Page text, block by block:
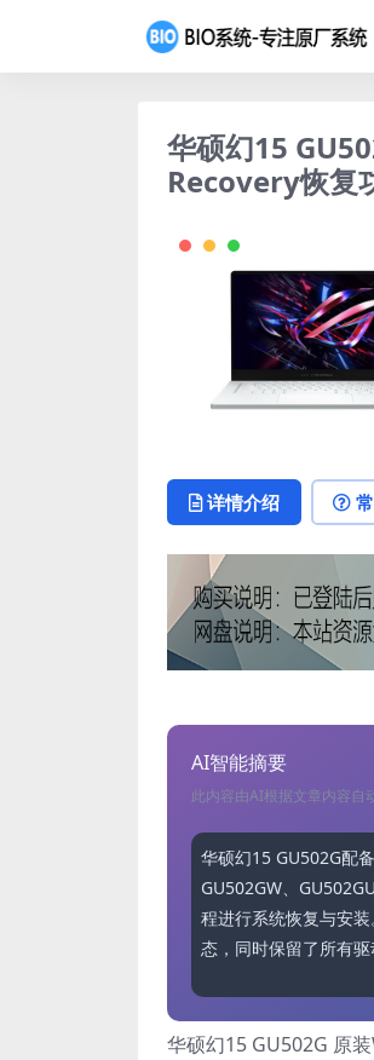
华硕幻15
Recovery恢复
详情介绍
AI智能摘要
此内容由AI根据文章内容自
华硕幻15 GU502G配
GU502GW、
程进行系统恢复与安
态，同时保留了所有
华硕幻15 GU502G 原